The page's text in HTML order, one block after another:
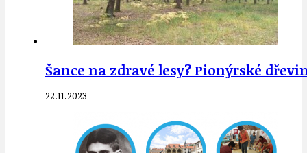
Šance na zdravé lesy? Pionýrské
22.11.2023